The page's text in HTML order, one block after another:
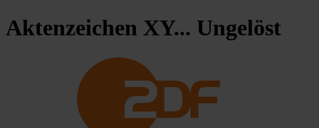
Aktenzeichen XY... Ungelöst